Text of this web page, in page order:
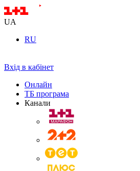
UA
RU
Вхід в кабінет
Онлайн
ТБ програма
Канали